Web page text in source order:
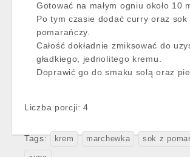
Gotować na małym ogniu około 10
Po tym czasie dodać curry oraz sok
pomarańczy.
Całość dokładnie zmiksować do
gładkiego, jednolitego kremu.
Doprawić go do smaku solą oraz
Liczba porcji: 4
Tags: krem marchewka sok z